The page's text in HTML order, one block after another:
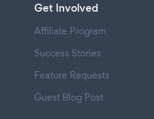
Get Involved
Affiliate Program
Success Stories
Feature Requests
Guest Blog Post